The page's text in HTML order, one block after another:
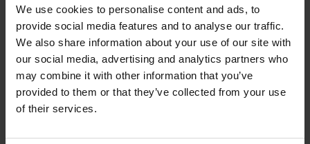
We use cookies to personalise content and ads, to
provide social media features and to analyse our traffic.
We also share information about your use of our site with
our social media, advertising and analytics partners who
may combine it with other information that you’ve
provided to them or that they’ve collected from your use
of their services.
Robotik
Antriebsgeber für die klassische Robotik, Dual Encoder
Anwendungen und Längenmessgeräte für Linearachsen –
Previous Next